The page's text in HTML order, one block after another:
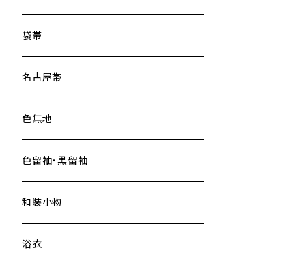
大島紬
袋帯
名古屋帯
色無地
色留袖・黒留袖
和装小物
浴衣